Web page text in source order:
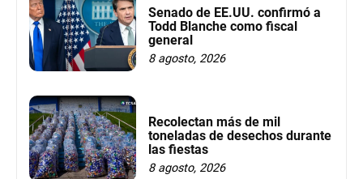
Senado de EE.UU. confirmó a
Todd Blanche como fiscal
general
8 agosto, 2026
Recolectan más de mil
toneladas de desechos durante
las fiestas
8 agosto, 2026